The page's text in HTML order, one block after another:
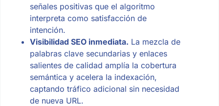
señales positivas que el algoritmo
interpreta como satisfacción de
intención.
Visibilidad SEO inmediata. La mezcla de
palabras clave secundarias y enlaces
salientes de calidad amplía la cobertura
semántica y acelera la indexación,
captando tráfico adicional sin necesidad
de nueva URL.